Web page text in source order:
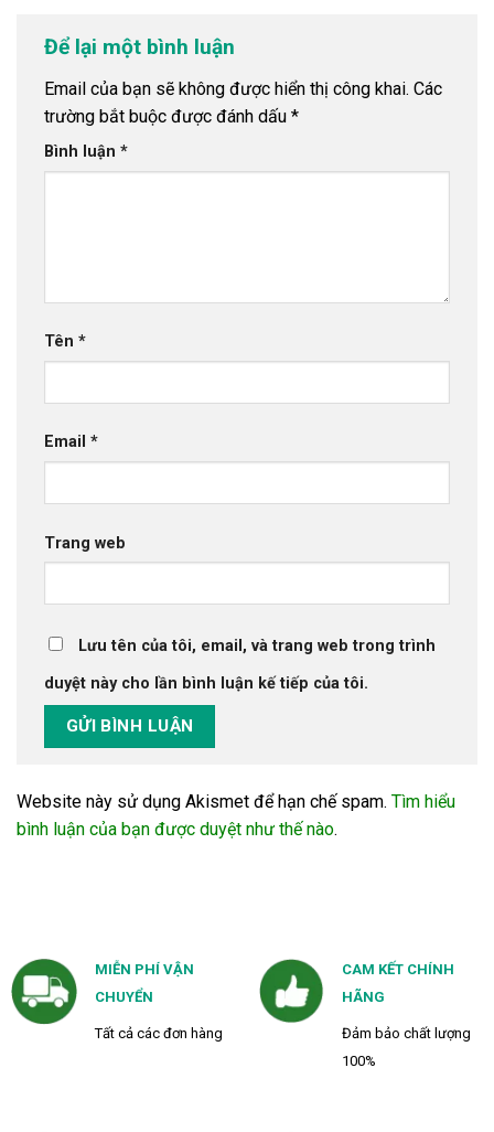
Để lại một bình luận
Email của bạn sẽ không được hiển thị công khai. Các
trường bắt buộc được đánh dấu *
Bình luận *
Tên *
Email *
Trang web
Lưu tên của tôi, email, và trang web trong trình
duyệt này cho lần bình luận kế tiếp của tôi.
Website này sử dụng Akismet để hạn chế spam. Tìm hiểu
bình luận của bạn được duyệt như thế nào.
MIỄN PHÍ VẬN
CHUYỂN
Tất cả các đơn hàng
CAM KẾT CHÍNH
HÃNG
Đảm bảo chất lượng
100%